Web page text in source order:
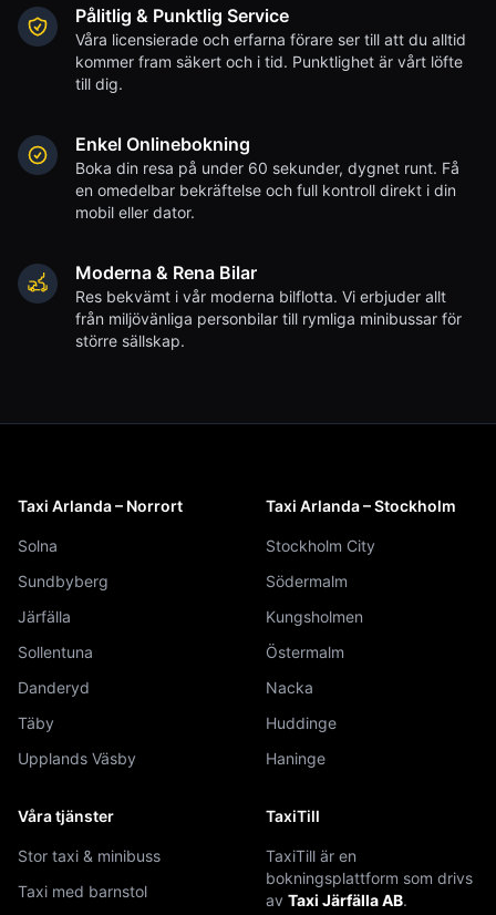
Pålitlig & Punktlig Service
Våra licensierade och erfarna förare ser till att du alltid
kommer fram säkert och i tid. Punktlighet är vårt löfte
till dig.
Enkel Onlinebokning
Boka din resa på under 60 sekunder, dygnet runt. Få
en omedelbar bekräftelse och full kontroll direkt i din
mobil eller dator.
Moderna & Rena Bilar
Res bekvämt i vår moderna bilflotta. Vi erbjuder allt
från miljövänliga personbilar till rymliga minibussar för
större sällskap.
Taxi Arlanda – Norrort
Solna
Sundbyberg
Järfälla
Sollentuna
Danderyd
Täby
Upplands Väsby
Taxi Arlanda – Stockholm
Stockholm City
Södermalm
Kungsholmen
Östermalm
Nacka
Huddinge
Haninge
Våra tjänster
Stor taxi & minibuss
Taxi med barnstol
TaxiTill
TaxiTill är en
bokningsplattform som drivs
av Taxi Järfälla AB.